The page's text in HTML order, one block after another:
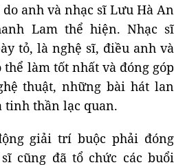
anh và nhạc sĩ Lưu Hà An
Lam thể hiện. Nhạc sĩ
tỏ, là nghệ sĩ, điều anh và
thể làm tốt nhất và đóng góp
thuật, những bài hát lan
tinh thần lạc quan.
giải trí buộc phải đóng
cũng đã tổ chức các buổi